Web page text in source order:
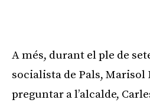
A més, durant el ple de
socialista de Pals, Marisol
preguntar a l’alcalde,